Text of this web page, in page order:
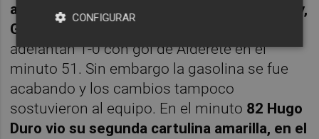
acuden con las bajas de Foulquier, Diakhaby,
Gabriel, Lato y Gayá
adelantan 1-0 con gol de Alderete en el
minuto 51. Sin embargo la gasolina se fue
acabando y los cambios tampoco
sostuvieron al equipo. En el minuto 82 Hugo
Duro vio su segunda cartulina amarilla, en el
CONFIGURAR